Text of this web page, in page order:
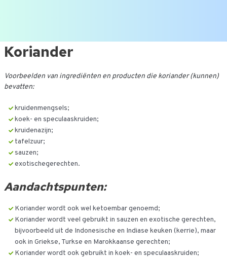
Ga
naar
inhoud
Koriander
Voorbeelden van ingrediënten en producten die koriander (kunnen)
bevatten:
kruidenmengsels;
koek- en speculaaskruiden;
kruidenazijn;
tafelzuur;
sauzen;
exotischegerechten.
Aandachtspunten:
Koriander wordt ook wel ketoembar genoemd;
Koriander wordt veel gebruikt in sauzen en exotische gerechten,
bijvoorbeeld uit de Indonesische en Indiase keuken (kerrie), maar
ook in Griekse, Turkse en Marokkaanse gerechten;
Koriander wordt ook gebruikt in koek- en speculaaskruiden;